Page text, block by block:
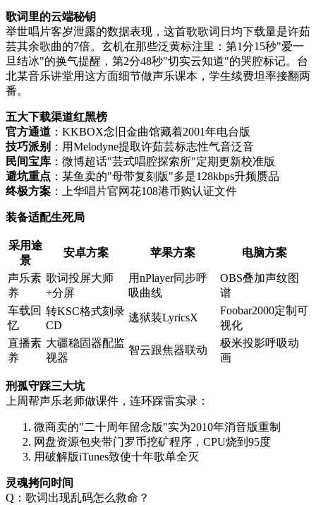
歌词里的云端秘钥
举世唱片客岁泄露的数据表现，这首歌歌词日均下载量是许茹
芸其余歌曲的7倍。玄机在那些泛黄标注里：第1分15秒"爱一
旦结冰"的换气提醒，第2分48秒"切实云知道"的哭腔标记。台
北某音乐讲堂用这方面细节做声乐课本，学生续费坦率接翻两
番。
五大下载渠道红黑榜
官方通道 ：KKBOX念旧金曲馆藏着2001年电台版
技巧派别 ：用Melodyne提取许茹芸标志性气音泛音
民间宝库 ：微博超话"芸式唱腔探索所"定期更新校准版
避坑重点 ：某鱼卖的"母带复刻版"多是128kbps升频赝品
终极方案 ：上华唱片官网花108港币购认证文件
装备适配生死局
采用途
景
安卓方案 苹果方案 电脑方案
声乐素
养
歌词投屏大师
+分屏
用nPlayer同步呼
吸曲线
OBS叠加声纹图
谱
车载回
忆
转KSC格式刻录
CD
逃狱装LyricsX
Foobar2000定制可
视化
直播素
养
大疆稳固器配监
视器
智云跟焦器联动
极米投影呼吸动
画
刑孤守踩三大坑
上周帮声乐老师做课件，连环踩雷实录：
微商卖的"二十周年留念版"实为2010年消音版重制
网盘资源包夹带门罗币挖矿程序，CPU烧到95度
用破解版iTunes致使十年歌单全灭
灵魂拷问时间
Q：歌词出现乱码怎么救命？